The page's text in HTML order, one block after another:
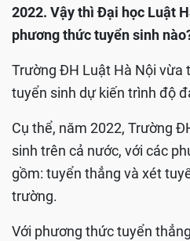
2022. Vậy thì Đại học Luật
phương thức tuyển sinh
Trường ĐH Luật Hà Nội vừa
tuyển sinh dự kiến trình độ
Cụ thể, năm 2022, Trường
sinh trên cả nước, với các
gồm: tuyển thẳng và xét
trường.
Với phương thức tuyển